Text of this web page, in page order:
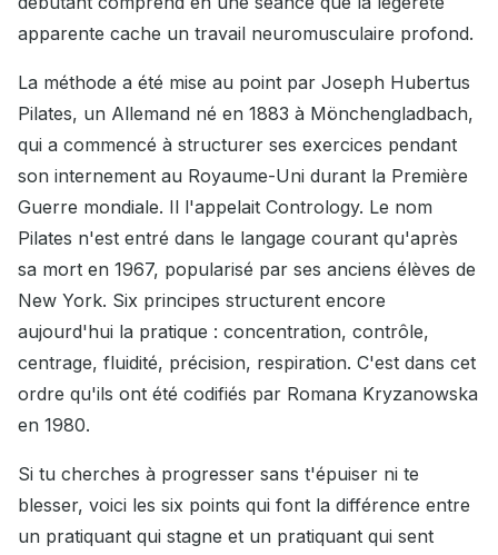
apparente cache un travail neuromusculaire profond.
La méthode a été mise au point par Joseph Hubertus
Pilates, un Allemand né en 1883 à Mönchengladbach,
qui a commencé à structurer ses exercices pendant
son internement au Royaume-Uni durant la Première
Guerre mondiale. Il l'appelait Contrology. Le nom
Pilates n'est entré dans le langage courant qu'après
sa mort en 1967, popularisé par ses anciens élèves de
New York. Six principes structurent encore
aujourd'hui la pratique : concentration, contrôle,
centrage, fluidité, précision, respiration. C'est dans cet
ordre qu'ils ont été codifiés par Romana Kryzanowska
en 1980.
Si tu cherches à progresser sans t'épuiser ni te
blesser, voici les six points qui font la différence entre
un pratiquant qui stagne et un pratiquant qui sent